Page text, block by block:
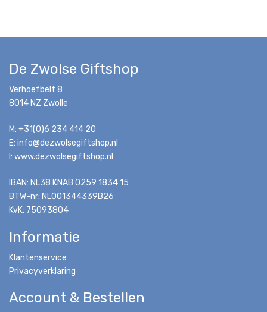
De Zwolse Giftshop
Verhoefbelt 8
8014 NZ Zwolle
M: +31(0)6 234 414 20
E: info@dezwolsegiftshop.nl
I: www.dezwolsegiftshop.nl
IBAN: NL38 KNAB 0259 1834 15
BTW-nr: NL001344339B26
KvK: 75093804
Informatie
Klantenservice
Privacyverklaring
Account & Bestellen